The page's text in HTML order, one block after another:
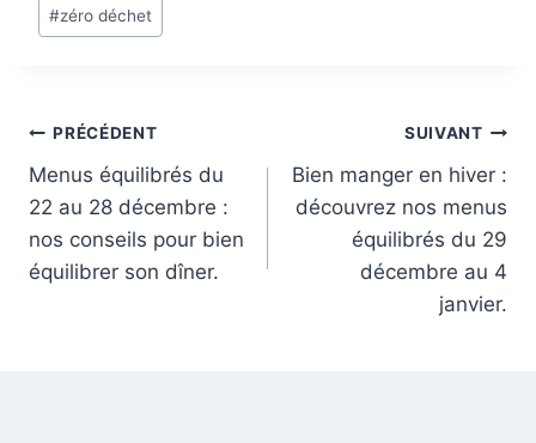
la#zéro déchet
Navigation
de
l’article
PRÉCÉDENT
Menus équilibrés du
22 au 28 décembre :
nos conseils pour bien
équilibrer son dîner.
SUIVANT
Bien manger en hiver :
découvrez nos menus
équilibrés du 29
décembre au 4
janvier.